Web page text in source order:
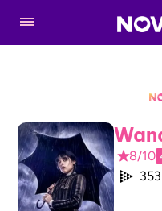
8/10
353